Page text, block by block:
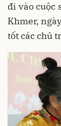
đi vào cuộc
Khmer,
tốt các chủ